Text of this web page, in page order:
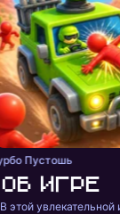
Пустошь
Об игре
В этой увлекательной